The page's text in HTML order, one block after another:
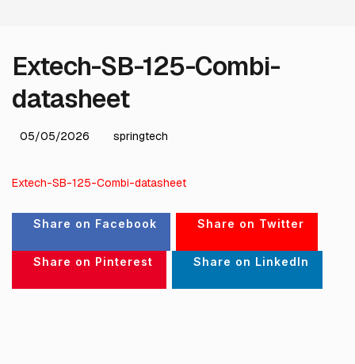
Extech-SB-125-Combi-
datasheet
05/05/2026 springtech
Extech-SB-125-Combi-datasheet
Share on Facebook Share on Twitter
Share on Pinterest Share on LinkedIn